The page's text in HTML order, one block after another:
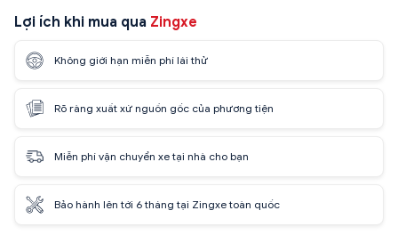
Lợi ích khi mua qua Zingxe
Không giới hạn miễn phí lái thử
Rõ ràng xuất xứ nguồn gốc của phương tiện
Miễn phí vận chuyển xe tại nhà cho bạn
Bảo hành lên tới 6 tháng tại Zingxe toàn quốc